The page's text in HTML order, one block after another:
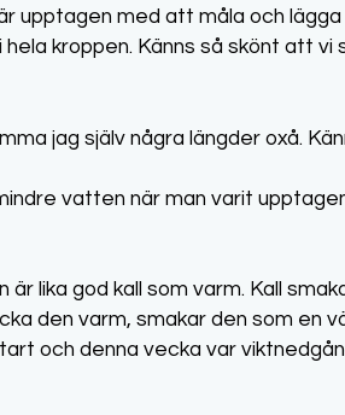
upptagen med att måla och lägga
kroppen. Känns så skönt att
jag själv några längder oxå.
vatten när man varit
är lika god kall som varm. Kall
den varm, smakar den som en
och denna vecka var